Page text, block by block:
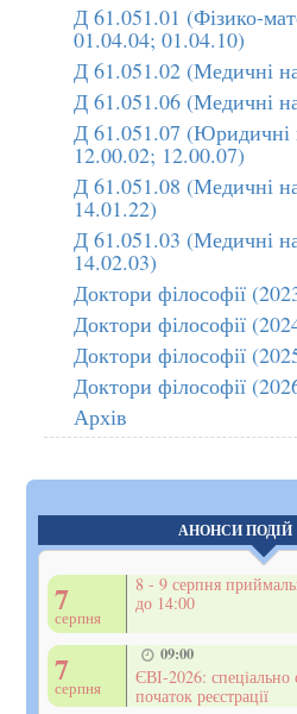
Д 61.051.01 (Фізико-
01.04.04; 01.04.10)
Д 61.051.02 (Медичні
Д 61.051.06 (Медичні
Д 61.051.07 (Юридичні
12.00.02; 12.00.07)
Д 61.051.08 (Медичні
14.01.22)
Д 61.051.03 (Медичні
14.02.03)
Доктори філософії
Доктори філософії
Доктори філософії
Доктори філософії
Архів
АНОНСИ ПОДІЙ
7
серпня
8 - 9 серпня
до 14:00
7
серпня
09:00
ЄВІ-2026: спеціально
початок реєстрації